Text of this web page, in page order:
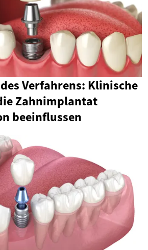
Verfahrens: Klinische
Zahnimplantat
beeinflussen